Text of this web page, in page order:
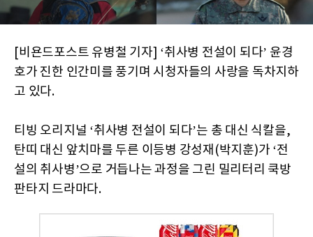
[비욘드포스트 유병철 기자] ‘취사병 전설이 되다’ 윤경
호가 진한 인간미를 풍기며 시청자들의 사랑을 독차지하
고 있다.
티빙 오리지널 ‘취사병 전설이 되다’는 총 대신 식칼을,
탄띠 대신 앞치마를 두른 이등병 강성재(박지훈)가 ‘전
설의 취사병’으로 거듭나는 과정을 그린 밀리터리 쿡방
판타지 드라마다.